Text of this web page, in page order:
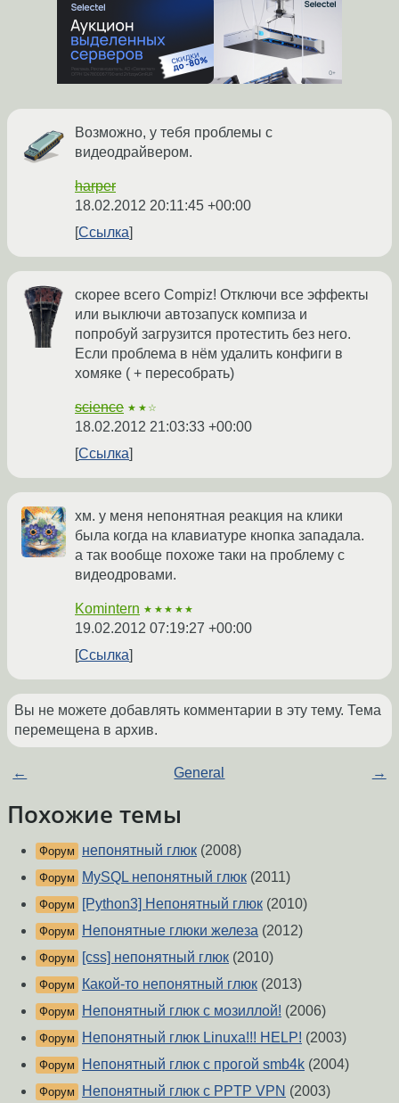
Возможно, у тебя проблемы с
видеодрайвером.
harper
18.02.2012 20:11:45 +00:00
Ссылка
скорее всего Compiz! Отключи все эффекты
или выключи автозапуск компиза и
попробуй загрузится протестить без него.
Если проблема в нём удалить конфиги в
хомяке ( + пересобрать)
science ★★☆
18.02.2012 21:03:33 +00:00
Ссылка
хм. у меня непонятная реакция на клики
была когда на клавиатуре кнопка западала.
а так вообще похоже таки на проблему с
видеодровами.
Komintern ★★★★★
19.02.2012 07:19:27 +00:00
Ссылка
Вы не можете добавлять комментарии в эту тему. Тема
перемещена в архив.
← General →
Похожие темы
Форум непонятный глюк (2008)
Форум MySQL непонятный глюк (2011)
Форум [Python3] Непонятный глюк (2010)
Форум Непонятные глюки железа (2012)
Форум [css] непонятный глюк (2010)
Форум Какой-то непонятный глюк (2013)
Форум Непонятный глюк с мозиллой! (2006)
Форум Непонятный глюк Linuxa!!! HELP! (2003)
Форум Непонятный глюк с прогой smb4k (2004)
Форум Непонятный глюк с PPTP VPN (2003)